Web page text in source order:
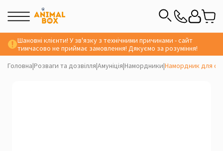
Шановні клієнти! У зв'язку з технічними причинами - сайт
тимчасово не приймає замовлення! Дякуємо за розуміння!
Головна|Розваги та дозвілля|Амуніція|Намордники|Намордник для